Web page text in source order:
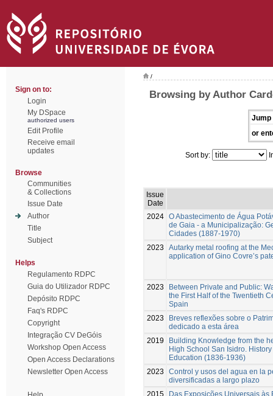
Sign on to:
Login
My DSpace
authorized users
Edit Profile
Receive email
updates
Browse
Communities
& Collections
Issue Date
Author
Title
Subject
Helps
Regulamento RDPC
Guia do Utilizador RDPC
Depósito RDPC
Faq's RDPC
Copyright
Integração CV DeGóis
Workshop Open Access
Open Access Declarations
Newsletter Open Access
/
Browsing by Author
Jump
or
Sort by:
Issue
Date
2024 O Abastecimento de Água
de Gaia - a Municipalização:
Cidades (1887-1970)
2023
Autarky metal roofing at the
application of Gino Covre’s
2023
Between Private and Public:
the First Half of the Twentieth
Spain
2023
Breves reflexões sobre o
dedicado a esta área
2019
Building Knowledge from the
High School San Isidro.
Education (1836-1936)
2023
Control y usos del agua en la
diversificadas a largo plazo
2015
Das Exposições Universais